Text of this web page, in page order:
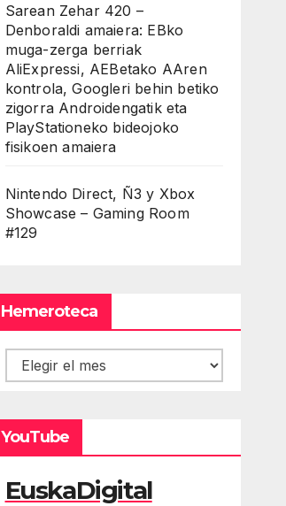
Sarean Zehar 420 –
Denboraldi amaiera: EBko
muga-zerga berriak
AliExpressi, AEBetako AAren
kontrola, Googleri behin betiko
zigorra Androidengatik eta
PlayStationeko bideojoko
fisikoen amaiera
Nintendo Direct, Ñ3 y Xbox
Showcase – Gaming Room
#129
Hemeroteca
Hemeroteca
YouTube
EuskaDigital